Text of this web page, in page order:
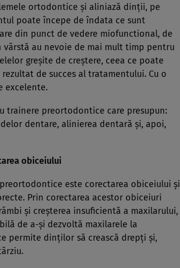
ortodontice şi aliniază dinţii, pe
poate începe de îndata ce sunt
din punct de vedere miofunctional, de
au nevoie de mai mult timp pentru
greşite de creştere, ceea ce poate
de succes al tratamentului. Cu o
excelente.
trainere preortodontice care presupun:
dentare, alinierea dentară şi, apoi,
obiceiului
este corectarea obiceiului şi
Prin corectarea acestor obiceiuri
şi creşterea insuficientă a maxilarului,
de a-şi dezvoltă maxilarele la
permite dinţilor să crească drepţi şi,